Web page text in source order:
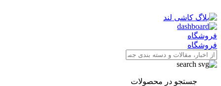
فروشگاه
فروشگاه
جستجو در محصولات